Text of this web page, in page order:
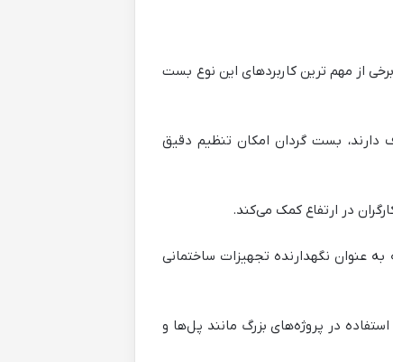
از مهم ترین کاربردهای این نوع بست
دارند، بست گردان امکان تنظیم دقیق
در ارتفاع کمک می‌کند.
عنوان نگهدارنده تجهیزات ساختمانی
در پروژه‌های بزرگ مانند پل‌ها و